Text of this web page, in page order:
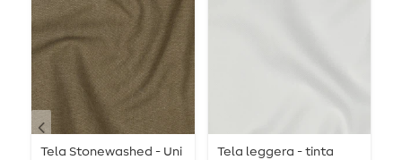
Tela Stonewashed - Uni
Tela leggera - tinta